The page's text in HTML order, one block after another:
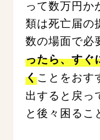
って数万円か
類は死亡届の
数の場面で必
ったら、すぐ
くことをおす
出すると戻っ
と後々困るこ